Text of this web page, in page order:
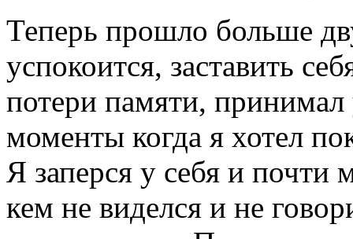
Теперь прошло больше
успокоится, заставить
потери памяти,
моменты когда я хотел
Я заперся у себя и почти
кем не виделся и не